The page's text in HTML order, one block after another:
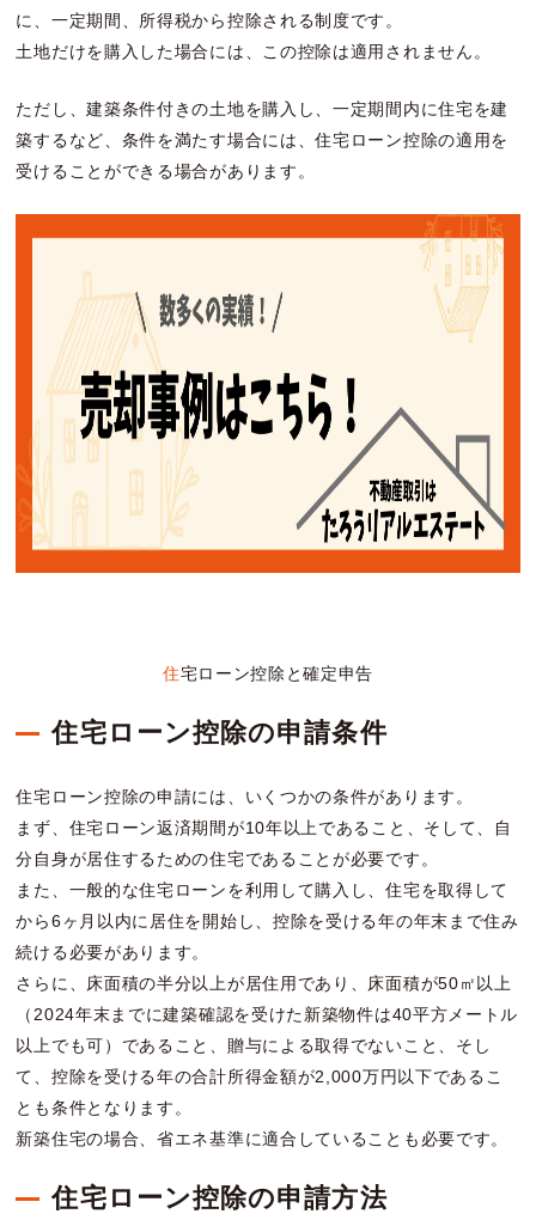
に、一定期間、所得税から控除される制度です。
土地だけを購入した場合には、この控除は適用されません。
ただし、建築条件付きの土地を購入し、一定期間内に住宅を建
築するなど、条件を満たす場合には、住宅ローン控除の適用を
受けることができる場合があります。
住宅ローン控除と確定申告
住宅ローン控除の申請条件
住宅ローン控除の申請には、いくつかの条件があります。
まず、住宅ローン返済期間が10年以上であること、そして、自
分自身が居住するための住宅であることが必要です。
また、一般的な住宅ローンを利用して購入し、住宅を取得して
から6ヶ月以内に居住を開始し、控除を受ける年の年末まで住み
続ける必要があります。
さらに、床面積の半分以上が居住用であり、床面積が50㎡以上
（2024年末までに建築確認を受けた新築物件は40平方メートル
以上でも可）であること、贈与による取得でないこと、そし
て、控除を受ける年の合計所得金額が2,000万円以下であるこ
とも条件となります。
新築住宅の場合、省エネ基準に適合していることも必要です。
住宅ローン控除の申請方法